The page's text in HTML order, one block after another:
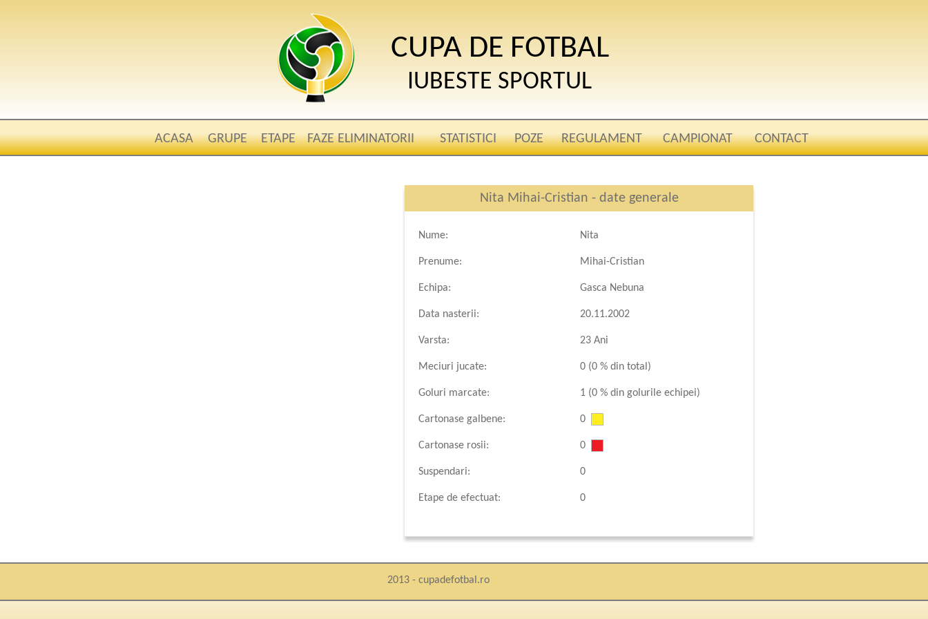
CUPA DE FOTBAL
IUBESTE SPORTUL
ACASA GRUPE ETAPE FAZE ELIMINATORII STATISTICI POZE REGULAMENT CAMPIONAT CONTACT
Nita Mihai-Cristian - date generale
Nume:
Prenume:
Echipa:
Data nasterii:
Varsta:
Meciuri jucate:
Goluri marcate:
Cartonase galbene:
Cartonase rosii:
Suspendari:
Etape de efectuat:
Nita
Mihai-Cristian
Gasca Nebuna
20.11.2002
23 Ani
0 (0 % din total)
1 (0 % din golurile echipei)
0
0
0
0
2013 - cupadefotbal.ro